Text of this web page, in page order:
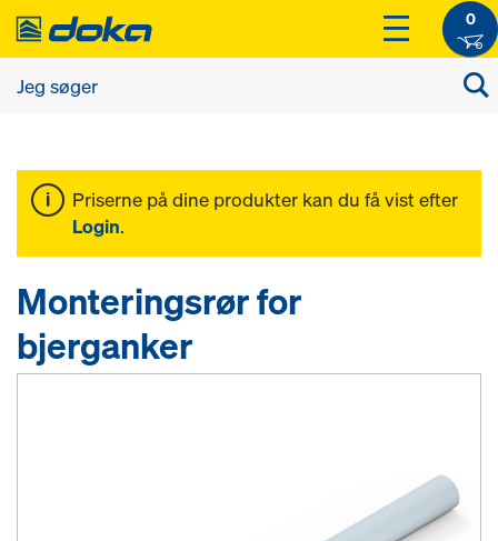
0
Priserne på dine produkter kan du få vist efter
Login.
Monteringsrør for
bjerganker